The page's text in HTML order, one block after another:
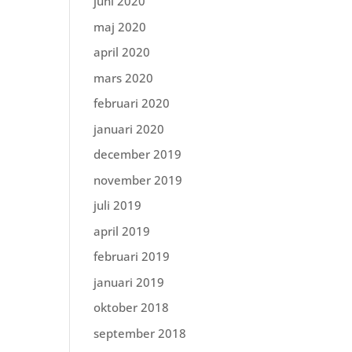
maj 2020
april 2020
mars 2020
februari 2020
januari 2020
december 2019
november 2019
juli 2019
april 2019
februari 2019
januari 2019
oktober 2018
september 2018